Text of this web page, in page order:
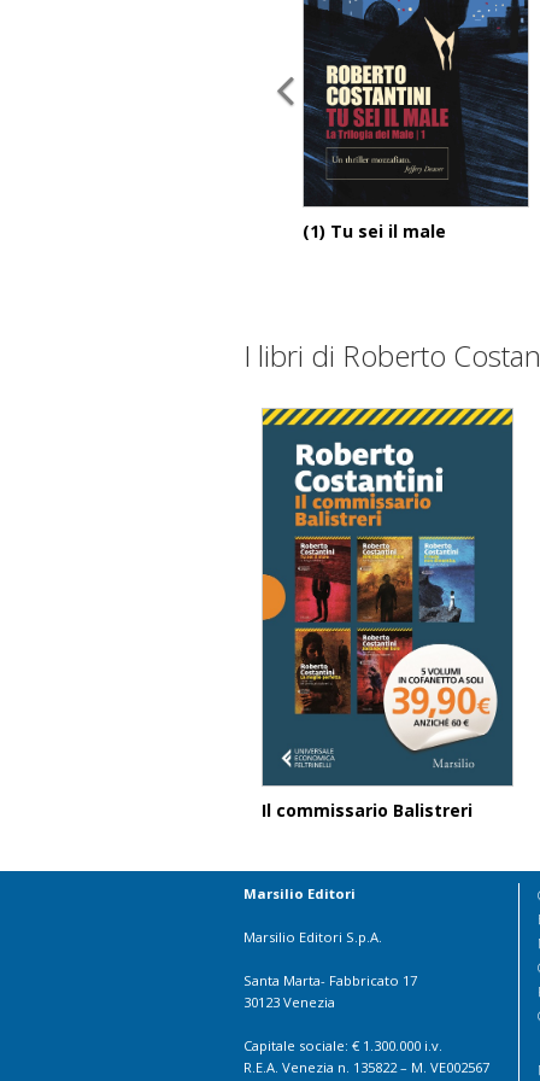
(1) Tu sei il male
I libri di Roberto
Il commissario Balistreri
Marsilio Editori
Marsilio Editori S.p.A.
Santa Marta- Fabbricato 17
30123 Venezia
Capitale sociale: € 1.300.000 i.v.
R.E.A. Venezia n. 135822 – M. VE002567